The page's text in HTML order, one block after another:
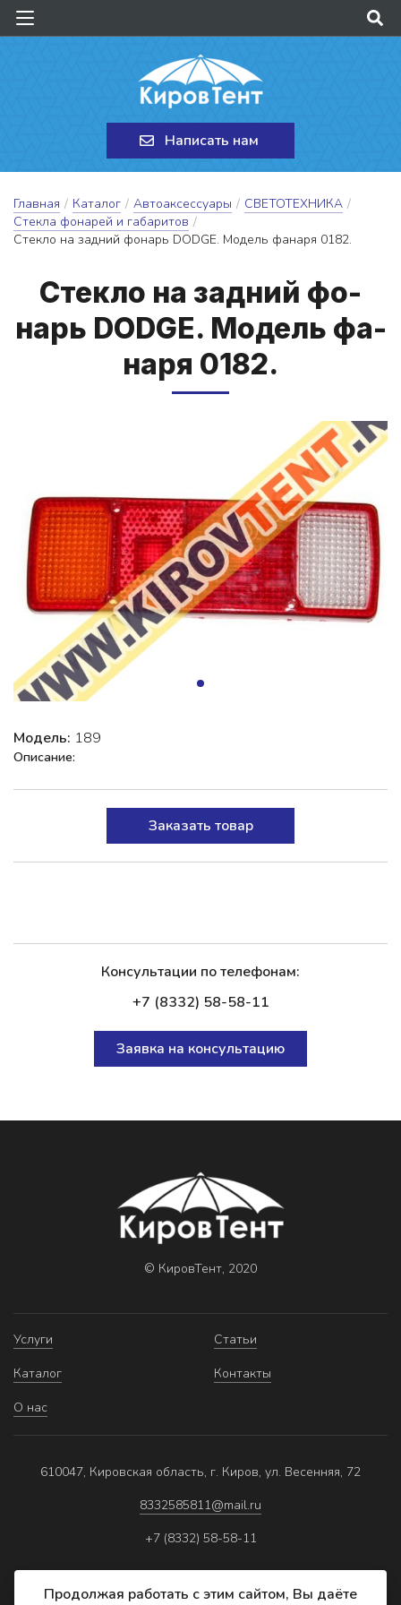
Написать нам
Главная / Каталог / Автоаксессуары / СВЕТОТЕХНИКА /
Стекла фонарей и габаритов /
Стекло на задний фонарь DODGE. Модель фанаря 0182.
Стек­ло на зад­ний фо­
нарь DODGE. Мо­дель фа­
на­ря 0182.
Модель: 189
Описание:
Заказать товар
Консультации по телефонам:
+7 (8332) 58-58-11
Заявка на консультацию
© КировТент, 2020
Услуги
Каталог
О нас
Статьи
Контакты
610047, Кировская область, г. Киров, ул. Весенняя, 72
8332585811@mail.ru
+7 (8332) 58-58-11
Продолжая работать с этим сайтом, Вы даёте